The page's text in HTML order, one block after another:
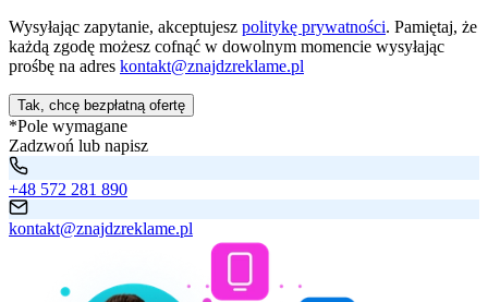
Wysyłając zapytanie, akceptujesz politykę prywatności. Pamiętaj, że
każdą zgodę możesz cofnąć w dowolnym momencie wysyłając
prośbę na adres kontakt@znajdzreklame.pl
Tak, chcę bezpłatną ofertę
*Pole wymagane
Zadzwoń lub napisz
+48 572 281 890
kontakt@znajdzreklame.pl